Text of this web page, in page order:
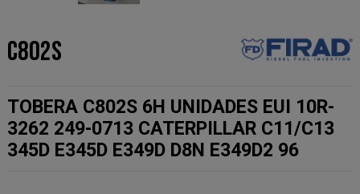
C802S
TOBERA C802S 6H UNIDADES EUI 10R-
3262 249-0713 CATERPILLAR C11/C13
345D E345D E349D D8N E349D2 96